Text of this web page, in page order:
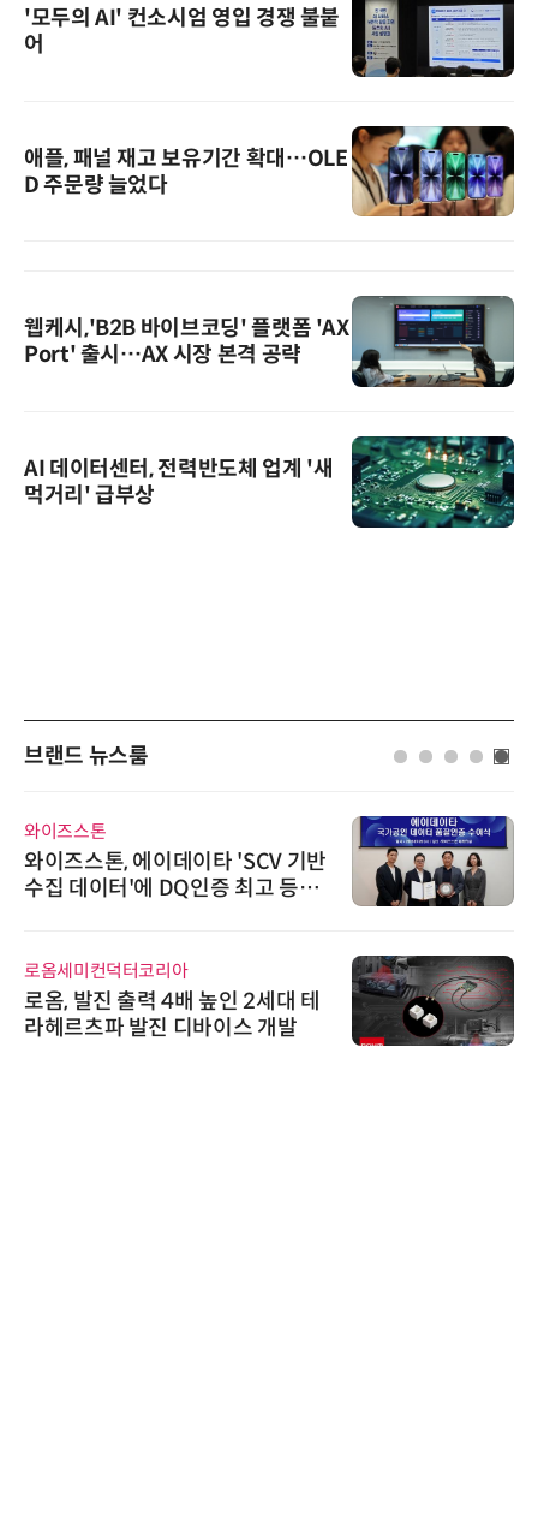
'모두의 AI' 컨소시엄 영입 경쟁 불붙
어
애플, 패널 재고 보유기간 확대…OLE
D 주문량 늘었다
웹케시,'B2B 바이브코딩' 플랫폼 'AX
Port' 출시…AX 시장 본격 공략
AI 데이터센터, 전력반도체 업계 '새
먹거리' 급부상
브랜드 뉴스룸
와이즈스톤
와이즈스톤, 에이데이타 'SCV 기반
수집 데이터'에 DQ인증 최고 등급
로옴세미컨덕터코리아
로옴, 발진 출력 4배 높인 2세대 테
라헤르츠파 발진 디바이스 개발